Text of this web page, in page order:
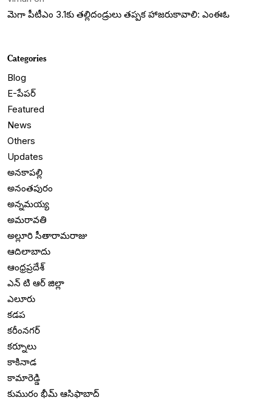
మెగా పీటీఎం 3.1కు తల్లిదండ్రులు తప్పక హాజరుకావాలి: ఎంఈఓ
Categories
Blog
E-పేపర్
Featured
News
Others
Updates
అనకాపల్లి
అనంతపురం
అన్నమయ్య
అమరావతి
అల్లూరి సీతారామరాజు
ఆదిలాబాదు
ఆంధ్రప్రదేశ్
ఎన్ టి ఆర్ జిల్లా
ఎలూరు
కడప
కరీంనగర్
కర్నూలు
కాకినాడ
కామారెడ్డి
కుమురం భీమ్ ఆసిఫాబాద్